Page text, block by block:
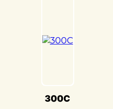
безопасность
SEBRING(Крайслер
300C